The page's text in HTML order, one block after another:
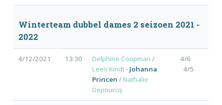
Winterteam dubbel dames 2 seizoen 2021 -
2022
4/12/2021 13:30 Delphine Coopman /
Leen Kindt- Johanna
Princen / Nathalie
Depourcq
4/6
4/5